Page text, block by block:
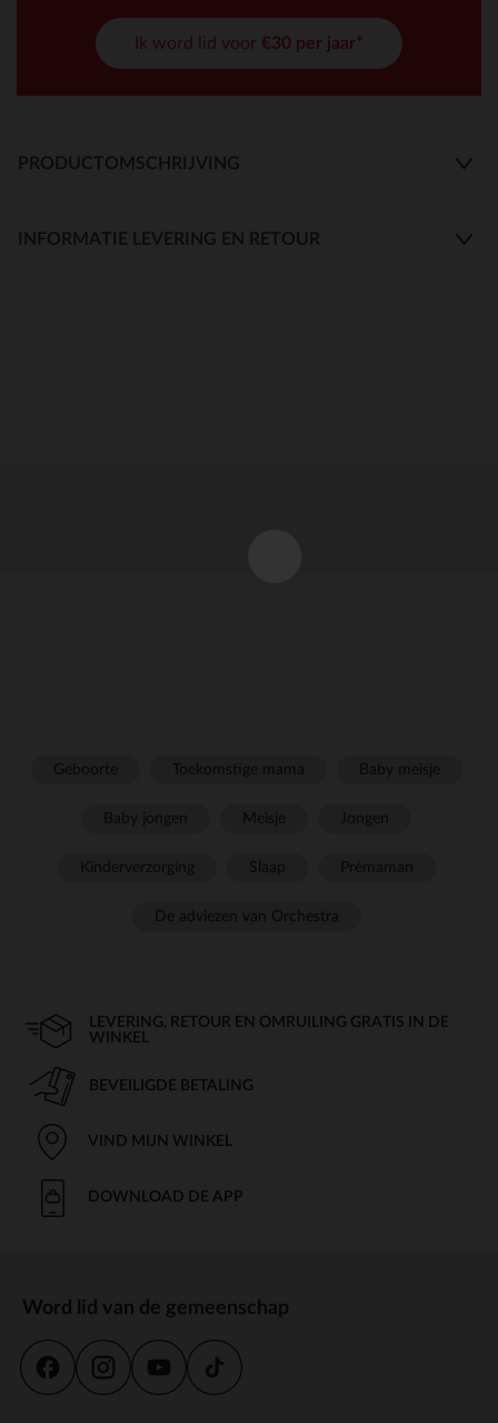
Ik word lid voor €30 per jaar*
PRODUCTOMSCHRIJVING
INFORMATIE LEVERING EN RETOUR
LEVERING, RETOUR EN OMRUILING GRATIS IN DE
WINKEL
BEVEILIGDE BETALING
VIND MIJN WINKEL
DOWNLOAD DE APP
Word lid van de gemeenschap